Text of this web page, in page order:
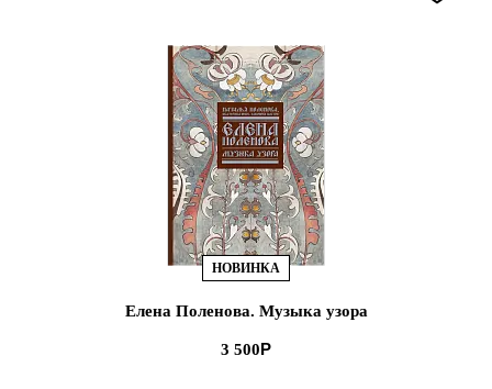
НОВИНКА
Елена Поленова. Музыка узора
3 500